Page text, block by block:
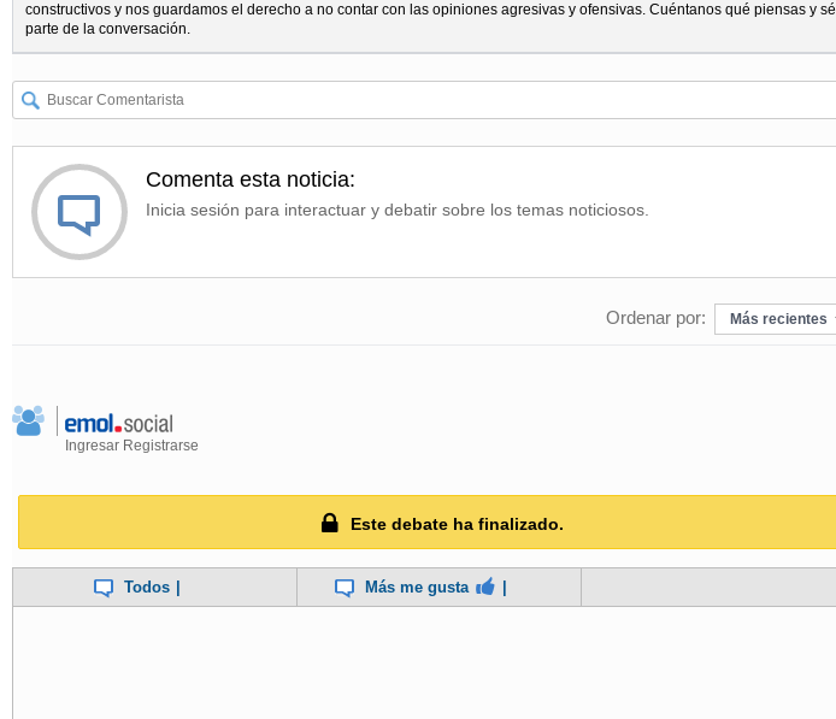
constructivos y nos guardamos el derecho a no contar con las opiniones agresivas y ofensivas. Cuéntanos qué piensas y sé
parte de la conversación.
Comenta esta noticia:
Inicia sesión para interactuar y debatir sobre los temas noticiosos.
Ordenar por: Más recientes
Ingresar Registrarse
Este debate ha finalizado.
Todos Más me gusta